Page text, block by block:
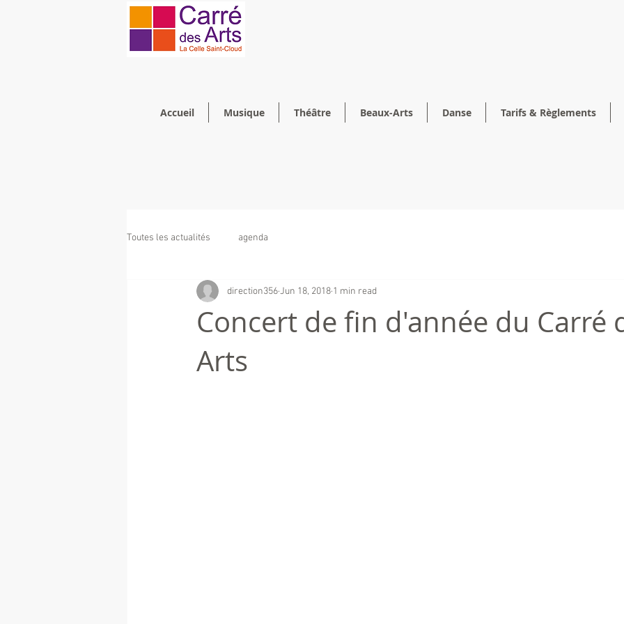
Accueil Musique Théâtre Beaux-Arts Danse Tarifs & Règlements
Toutes les actualités agenda
Concert de fin d'année du Carré
Arts
direction356Jun 18, 2018 1 min read